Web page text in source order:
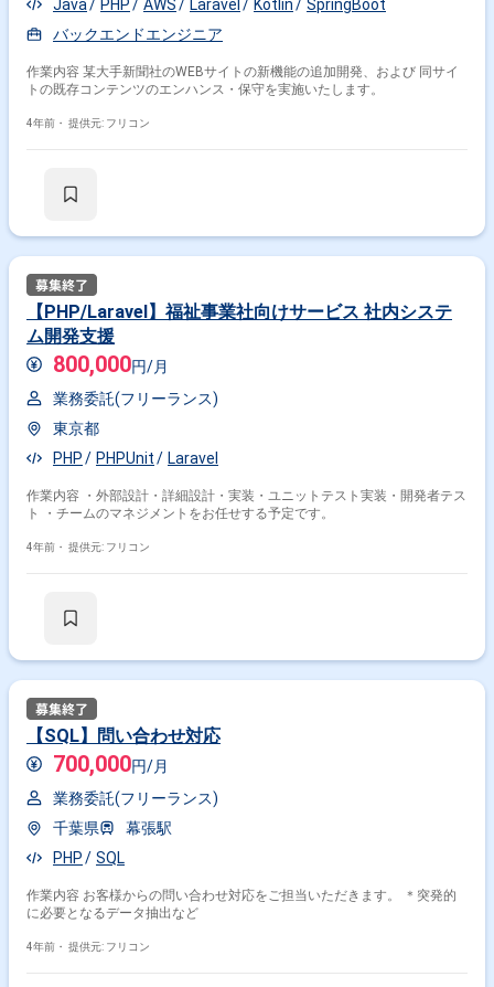
Java PHP AWS Laravel Kotlin
SpringBoot
バックエンドエンジニア
作業内容 某大手新聞社のWEBサイトの新機能の追加開発、および 同サイ
トの既存コンテンツのエンハンス・保守を実施いたします。
4年前・ 提供元: フリコン
【PHP/Laravel】福祉事業社向けサービス 社内システ
ム開発支援
800,000円/月
業務委託(フリーランス)
東京都
PHP
PHPUnit Laravel
作業内容 ・外部設計・詳細設計・実装・ユニットテスト実装・開発者テス
ト ・チームのマネジメントをお任せする予定です。
4年前・ 提供元: フリコン
【SQL】問い合わせ対応
700,000円/月
業務委託(フリーランス)
千葉県
幕張駅
PHP
SQL
作業内容 お客様からの問い合わせ対応をご担当いただきます。 ＊突発的
に必要となるデータ抽出など
4年前・ 提供元: フリコン
特徴で絞り込む
PHP × 副業 PHP × 在宅・リモート
その他開発言語・スキルから探す
その他の職種から探す
サーバーサイドエンジニア
バックエンドエンジニア
フロントエンドエンジニア